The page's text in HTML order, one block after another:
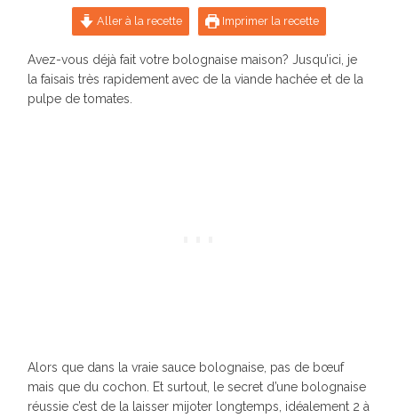
Aller à la recette Imprimer la recette
Avez-vous déjà fait votre bolognaise maison? Jusqu’ici, je
la faisais très rapidement avec de la viande hachée et de la
pulpe de tomates.
Alors que dans la vraie sauce bolognaise, pas de bœuf
mais que du cochon. Et surtout, le secret d’une bolognaise
réussie c’est de la laisser mijoter longtemps, idéalement 2 à